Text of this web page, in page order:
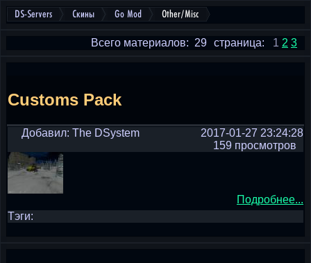
DS-Servers Скины Go Mod Other/Misc
страница: 1 2 3
Всего материалов: 29
Customs Pack
Добавил: The DSystem
2017-01-27 23:24:28
159 просмотров
Подробнее...
Тэги: